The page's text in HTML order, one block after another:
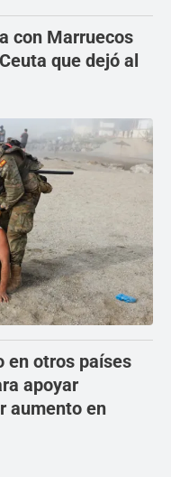
con Marruecos
que dejó al
en otros países
apoyar
aumento en